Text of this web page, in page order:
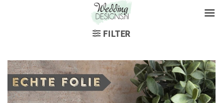
FILTER